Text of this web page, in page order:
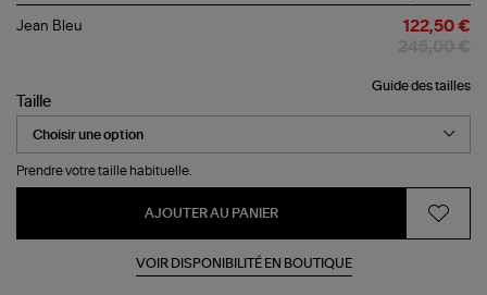
Jean
Jean Bleu 122,50 €
Guide des tailles
Taille
Prendre votre taille habituelle.
AJOUTER AU PANIER
VOIR DISPONIBILITÉ EN BOUTIQUE